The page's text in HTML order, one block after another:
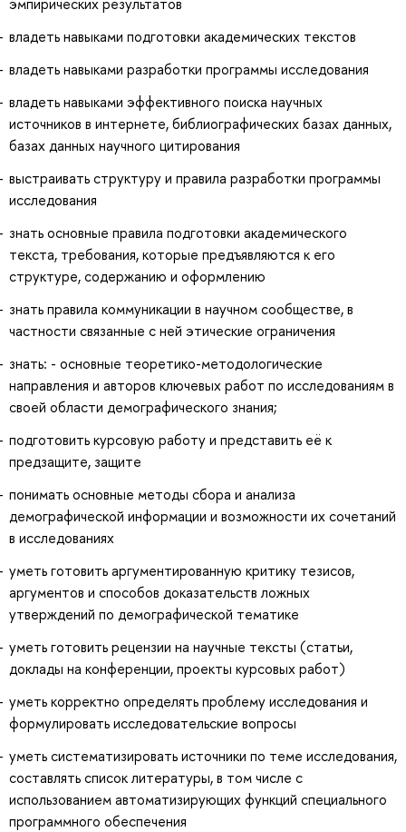
владеть навыками подготовки академических текстов
владеть навыками разработки программы исследования
владеть навыками эффективного поиска научных
источников в интернете, библиографических базах данных,
базах данных научного цитирования
выстраивать структуру и правила разработки программы
исследования
знать основные правила подготовки академического
текста, требования, которые предъявляются к его
структуре, содержанию и оформлению
знать правила коммуникации в научном сообществе, в
частности связанные с ней этические ограничения
знать: - основные теоретико-методологические
направления и авторов ключевых работ по исследованиям в
своей области демографического знания;
подготовить курсовую работу и представить её к
предзащите, защите
понимать основные методы сбора и анализа
демографической информации и возможности их сочетаний
в исследованиях
уметь готовить аргументированную критику тезисов,
аргументов и способов доказательств ложных
утверждений по демографической тематике
уметь готовить рецензии на научные тексты (статьи,
доклады на конференции, проекты курсовых работ)
уметь корректно определять проблему исследования и
формулировать исследовательские вопросы
уметь систематизировать источники по теме исследования,
составлять список литературы, в том числе с
использованием автоматизирующих функций специального
программного обеспечения